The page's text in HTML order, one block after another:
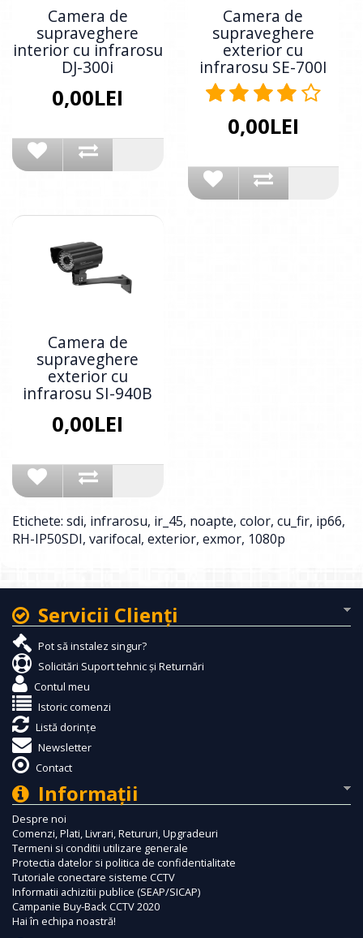
Camera de
supraveghere
interior cu infrarosu
DJ-300i
0,00LEI
Camera de
supraveghere
exterior cu
infrarosu SE-700I
0,00LEI
Camera de
supraveghere
exterior cu
infrarosu SI-940B
0,00LEI
Etichete: sdi, infrarosu, ir_45, noapte, color, cu_fir, ip66,
RH-IP50SDI, varifocal, exterior, exmor, 1080p
Servicii Clienţi
Pot să instalez singur?
Solicitări Suport tehnic și Returnări
Contul meu
Istoric comenzi
Listă dorințe
Newsletter
Contact
Informaţii
Despre noi
Comenzi, Plati, Livrari, Retururi, Upgradeuri
Termeni si conditii utilizare generale
Protectia datelor si politica de confidentialitate
Tutoriale conectare sisteme CCTV
Informatii achizitii publice (SEAP/SICAP)
Campanie Buy-Back CCTV 2020
Hai în echipa noastră!